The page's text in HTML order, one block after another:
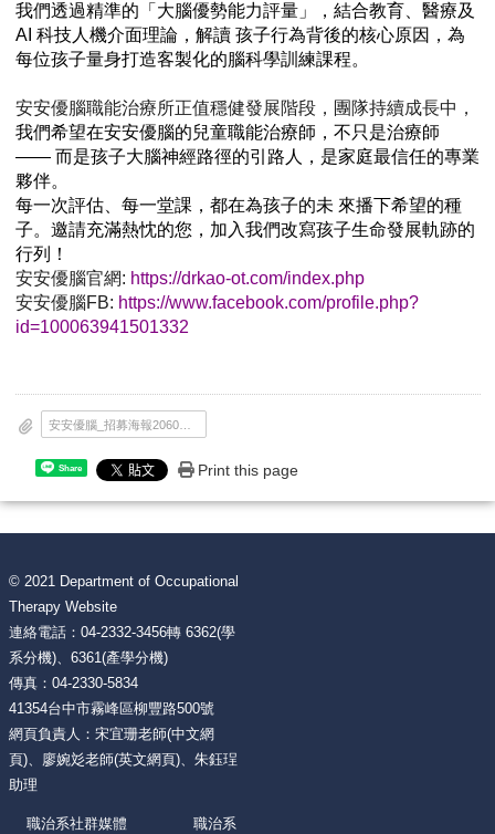
我們透過精準的「大腦優勢能力評量」，結合教育、醫療及
AI 科技人機介面理論，解讀 孩子行為背後的核心原因，為
每位孩子量身打造客製化的腦科學訓練課程。
安安優腦職能治療所正值穩健發展階段，團隊持續成長中，
我們希望在安安優腦的兒童職能治療師，不只是治療師
—— 而是孩子大腦神經路徑的引路人，是家庭最信任的專業
夥伴。
每一次評估、每一堂課，都在為孩子的未 來播下希望的種
子。邀請充滿熱忱的您，加入我們改寫孩子生命發展軌跡的
行列！
安安優腦官網: https://drkao-ot.com/index.php
安安優腦FB: https://www.facebook.com/profile.php?
id=100063941501332
Share Print this page
© 2021 Department of Occupational
Therapy Website
連絡電話：04-2332-3456轉 6362(學
系分機)、6361(產學分機)
傳真：04-2330-5834
41354台中市霧峰區柳豐路500號
網頁負責人：宋宜珊老師(中文網
頁)、廖婉彣老師(英文網頁)、朱鈺珵
助理
職治系社群媒體 職治系